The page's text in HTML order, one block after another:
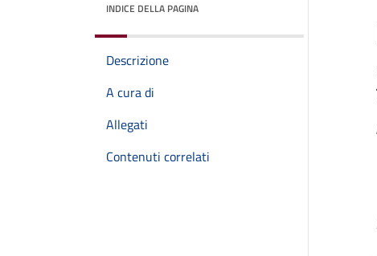
INDICE DELLA PAGINA
Descrizione
A cura di
Allegati
Contenuti correlati